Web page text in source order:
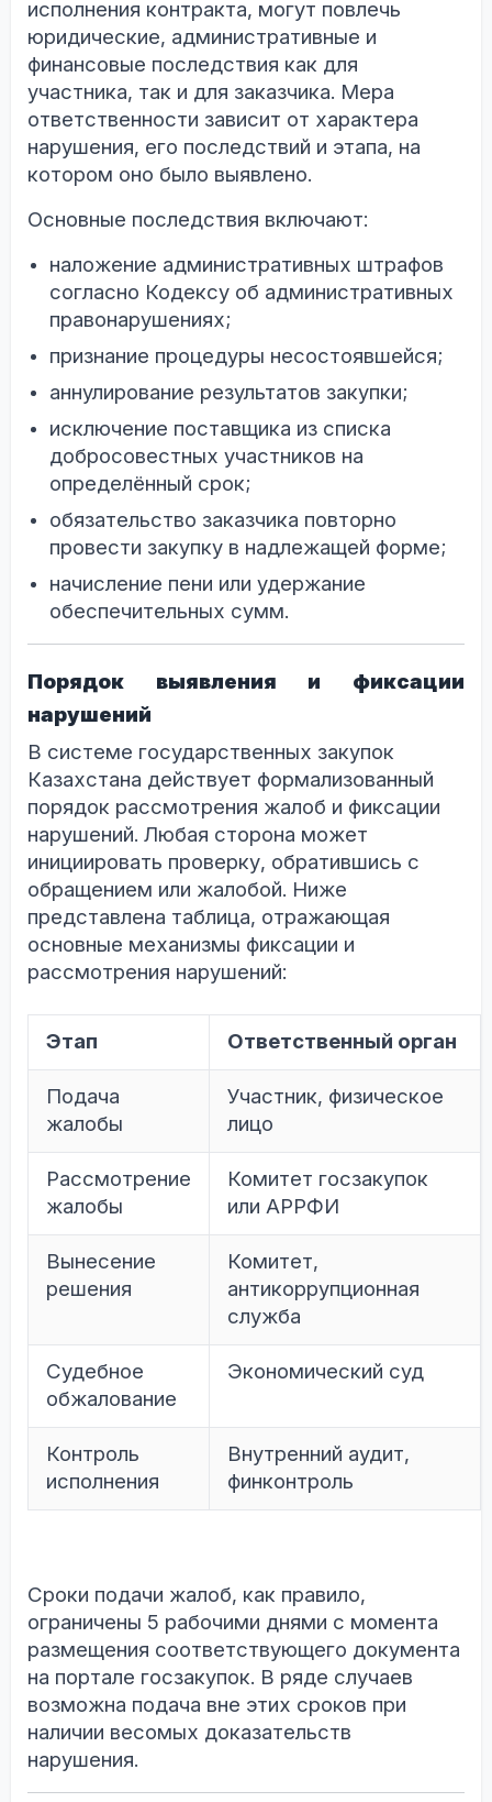
исполнения контракта, могут повлечь
юридические, административные и
финансовые последствия как для
участника, так и для заказчика. Мера
ответственности зависит от характера
нарушения, его последствий и этапа, на
котором оно было выявлено.
Основные последствия включают:
наложение административных штрафов
согласно Кодексу об административных
правонарушениях;
признание процедуры несостоявшейся;
аннулирование результатов закупки;
исключение поставщика из списка
добросовестных участников на
определённый срок;
обязательство заказчика повторно
провести закупку в надлежащей форме;
начисление пени или удержание
обеспечительных сумм.
Порядок выявления и фиксации
нарушений
В системе государственных закупок
Казахстана действует формализованный
порядок рассмотрения жалоб и фиксации
нарушений. Любая сторона может
инициировать проверку, обратившись с
обращением или жалобой. Ниже
представлена таблица, отражающая
основные механизмы фиксации и
рассмотрения нарушений:
Этап Ответственный орган
Подача
жалобы
Участник, физическое
лицо
Рассмотрение
жалобы
Комитет госзакупок
или АРРФИ
Вынесение
решения
Комитет,
антикоррупционная
служба
Судебное
обжалование
Экономический суд
Контроль
исполнения
Внутренний аудит,
финконтроль
Сроки подачи жалоб, как правило,
ограничены 5 рабочими днями с момента
размещения соответствующего документа
на портале госзакупок. В ряде случаев
возможна подача вне этих сроков при
наличии весомых доказательств
нарушения.